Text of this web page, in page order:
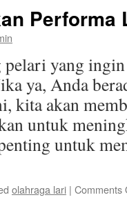
Performa
pelari yang
ya, Anda
kita akan
untuk
untuk
olahraga lari | Comments